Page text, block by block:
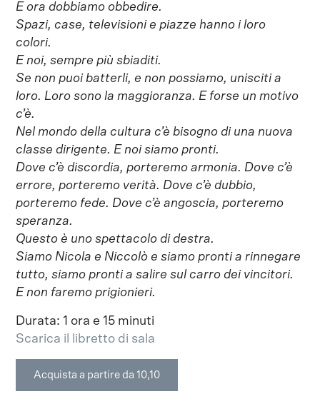
E ora dobbiamo obbedire.
Spazi, case, televisioni e piazze hanno i loro
colori.
E noi, sempre più sbiaditi.
Se non puoi batterli, e non possiamo, unisciti a
loro. Loro sono la maggioranza. E forse un motivo
c’è.
Nel mondo della cultura c’è bisogno di una nuova
classe dirigente. E noi siamo pronti.
Dove c’è discordia, porteremo armonia. Dove c’è
errore, porteremo verità. Dove c’è dubbio,
porteremo fede. Dove c’è angoscia, porteremo
speranza.
Questo è uno spettacolo di destra.
Siamo Nicola e Niccolò e siamo pronti a rinnegare
tutto, siamo pronti a salire sul carro dei vincitori.
E non faremo prigionieri.
Durata: 1 ora e 15 minuti
Scarica il libretto di sala
Acquista a partire da 10,10